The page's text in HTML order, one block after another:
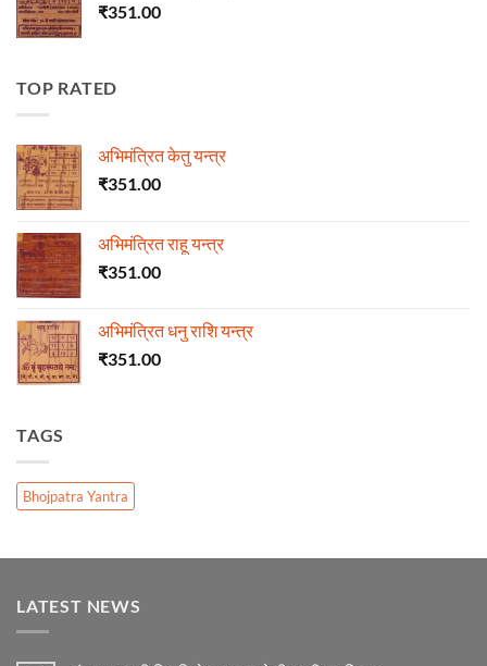
₹351.00
TOP RATED
अभिमंत्रित केतु यन्त्र
₹351.00
अभिमंत्रित राहू यन्त्र
₹351.00
अभिमंत्रित धनु राशि यन्त्र
₹351.00
TAGS
Bhojpatra Yantra
LATEST NEWS